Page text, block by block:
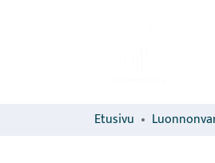
Etusivu